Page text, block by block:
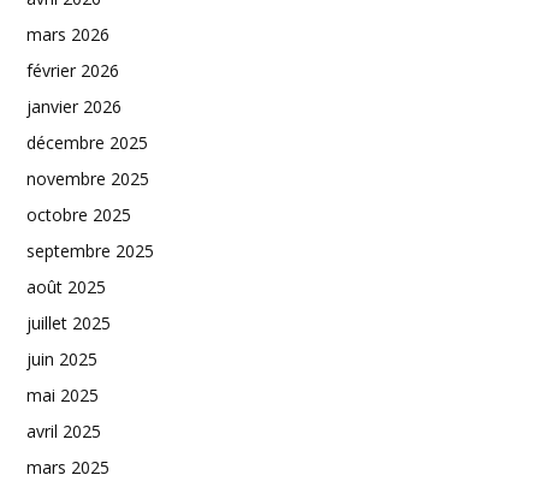
mars 2026
février 2026
janvier 2026
décembre 2025
novembre 2025
octobre 2025
septembre 2025
août 2025
juillet 2025
juin 2025
mai 2025
avril 2025
mars 2025